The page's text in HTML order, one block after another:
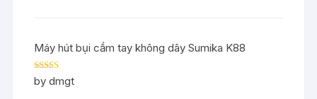
Máy hút bụi cầm tay không dây Sumika K88
Rated5out
of 5
by dmgt